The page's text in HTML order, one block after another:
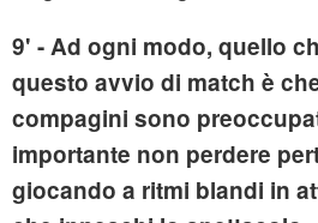
9' - Ad ogni modo, quello
questo avvio di match è
compagini sono
importante non perdere
giocando a ritmi blandi in